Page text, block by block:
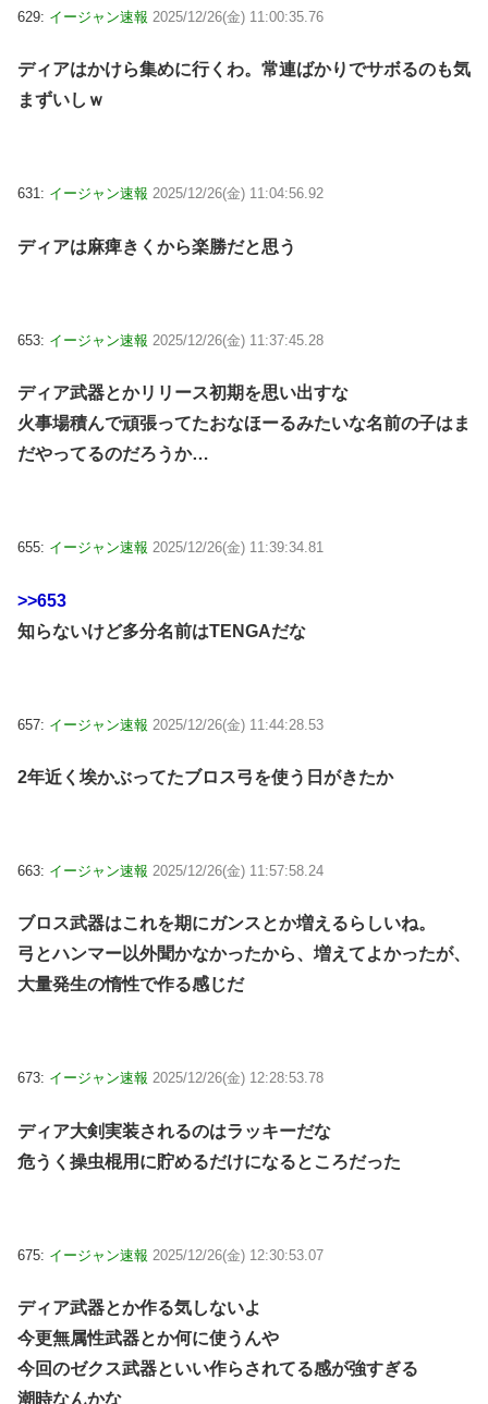
629: イージャン速報 2025/12/26(金) 11:00:35.76
ディアはかけら集めに行くわ。常連ばかりでサボるのも気
まずいしｗ
631: イージャン速報 2025/12/26(金) 11:04:56.92
ディアは麻痺きくから楽勝だと思う
653: イージャン速報 2025/12/26(金) 11:37:45.28
ディア武器とかリリース初期を思い出すな
火事場積んで頑張ってたおなほーるみたいな名前の子はま
だやってるのだろうか…
655: イージャン速報 2025/12/26(金) 11:39:34.81
>>653
知らないけど多分名前はTENGAだな
657: イージャン速報 2025/12/26(金) 11:44:28.53
2年近く埃かぶってたブロス弓を使う日がきたか
663: イージャン速報 2025/12/26(金) 11:57:58.24
ブロス武器はこれを期にガンスとか増えるらしいね。
弓とハンマー以外聞かなかったから、増えてよかったが、
大量発生の惰性で作る感じだ
673: イージャン速報 2025/12/26(金) 12:28:53.78
ディア大剣実装されるのはラッキーだな
危うく操虫棍用に貯めるだけになるところだった
675: イージャン速報 2025/12/26(金) 12:30:53.07
ディア武器とか作る気しないよ
今更無属性武器とか何に使うんや
今回のゼクス武器といい作らされてる感が強すぎる
潮時なんかな